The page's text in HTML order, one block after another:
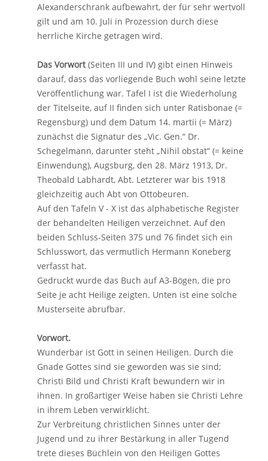
Alexanderschrank aufbewahrt, der für sehr wertvoll
gilt und am 10. Juli in Prozession durch diese
herrliche Kirche getragen wird.
Das Vorwort(Seiten III und IV) gibt einen Hinweis
darauf, dass das vorliegende Buch wohl seine letzte
Veröffentlichung war. Tafel I ist die Wiederholung
der Titelseite, auf II finden sich unter Ratisbonae (=
Regensburg) und dem Datum 14. martii (= März)
zunächst die Signatur des „Vic. Gen.“ Dr.
Schegelmann, darunter steht „Nihil obstat“ (= keine
Einwendung), Augsburg, den 28. März 1913, Dr.
Theobald Labhardt, Abt. Letzterer war bis 1918
gleichzeitig auch Abt von Ottobeuren.
Auf den Tafeln V - X ist das alphabetische Register
der behandelten Heiligen verzeichnet. Auf den
beiden Schluss-Seiten 375 und 76 findet sich ein
Schlusswort, das vermutlich Hermann Koneberg
verfasst hat.
Gedruckt wurde das Buch auf A3-Bögen, die pro
Seite je acht Heilige zeigten. Unten ist eine solche
Musterseite abrufbar.
Vorwort.
Wunderbar ist Gott in seinen Heiligen. Durch die
Gnade Gottes sind sie geworden was sie sind;
Christi Bild und Christi Kraft bewundern wir in
ihnen. In großartiger Weise haben sie Christi Lehre
in ihrem Leben verwirklicht.
Zur Verbreitung christlichen Sinnes unter der
Jugend und zu ihrer Bestärkung in aller Tugend
trete dieses Büchlein von den Heiligen Gottes